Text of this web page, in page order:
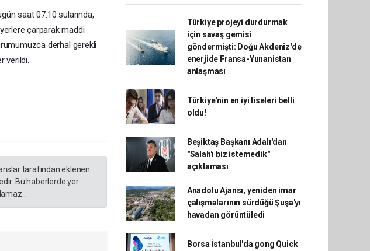
saat 07.10 sularında,
çarparak maddi
derhal gerekli
verildi.
tarafından eklenen
Bu haberlerde yer
Türkiye projeyi durdurmak
için savaş gemisi
göndermişti: Doğu Akdeniz'de
enerjide Fransa-Yunanistan
anlaşması
Türkiye'nin en iyi liseleri belli
oldu!
Beşiktaş Başkanı Adalı'dan
"Salah'ı biz istemedik"
açıklaması
Anadolu Ajansı, yeniden imar
çalışmalarının sürdüğü Şuşa'yı
havadan görüntüledi
Borsa İstanbul'da gong Quick